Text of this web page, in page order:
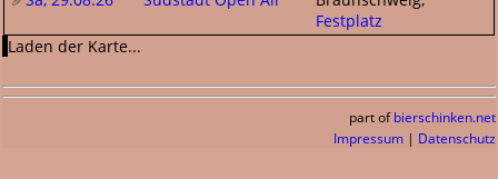
Festplatz
Laden der Karte...
part of bierschinken.net
Impressum | Datenschutz